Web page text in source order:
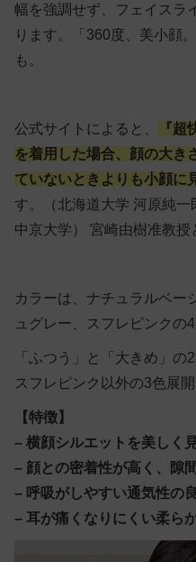
幅を強調せず、フェイスラ
ります。「360度、美小顔
も。
公式サイトによると、
『超
を着用した場合、顔の大き
ていないときよりも小顔に
す。（北海道大学 河原純
中京大学） 宮崎由樹准教授
カラーは、ナチュラルベー
ュグレー、スフレピンクの4
「ふつう」と「大きめ」
スフレピンク以外の3色展
【特徴】
– 横顔シルエットを美しく
– 顔との密着性が高く、隙
– 呼吸がしやすい通気性の
– 耳が痛くなりにくい柔ら